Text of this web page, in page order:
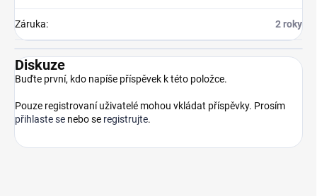
Záruka: 2 roky
Diskuze
Buďte první, kdo napíše příspěvek k této položce.
Pouze registrovaní uživatelé mohou vkládat příspěvky. Prosím
přihlaste se nebo se registrujte.